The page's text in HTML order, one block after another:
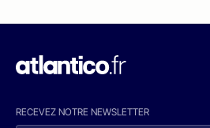
RECEVEZ NOTRE NEWSLETTER